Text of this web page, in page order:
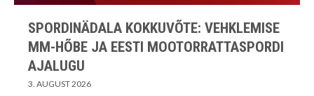
SPORDINÄDALA KOKKUVÕTE: VEHKLEMISE
MM-HÕBE JA EESTI MOOTORRATTASPORDI
AJALUGU
3. AUGUST 2026